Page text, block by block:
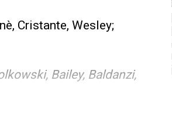
Cristante, Wesley;
Bailey, Baldanzi,